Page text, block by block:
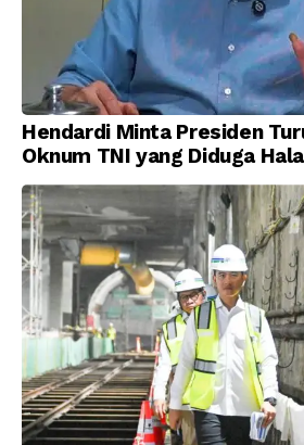
Hendardi Minta Presiden
Oknum TNI yang Diduga
Korupsi